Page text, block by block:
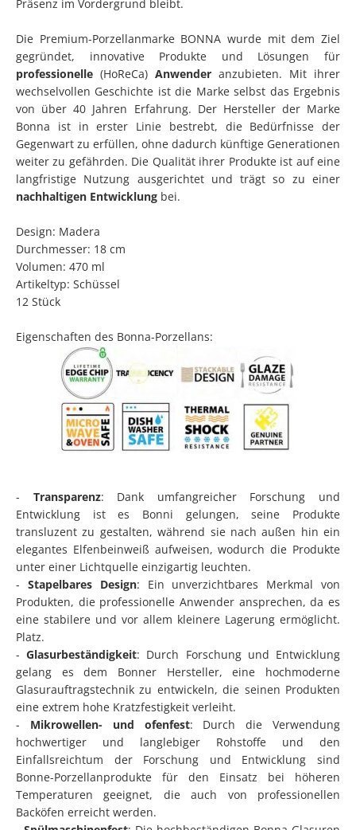
Präsenz im Vordergrund bleibt.
Die Premium-Porzellanmarke BONNA wurde mit dem Ziel
gegründet, innovative Produkte und Lösungen für
professionelle (HoReCa) Anwender anzubieten. Mit ihrer
wechselvollen Geschichte ist die Marke selbst das Ergebnis
von über 40 Jahren Erfahrung. Der Hersteller der Marke
Bonna ist in erster Linie bestrebt, die Bedürfnisse der
Gegenwart zu erfüllen, ohne dadurch künftige Generationen
weiter zu gefährden. Die Qualität ihrer Produkte ist auf eine
langfristige Nutzung ausgerichtet und trägt so zu einer
nachhaltigen Entwicklung bei.
Design: Madera
Durchmesser: 18 cm
Volumen: 470 ml
Artikeltyp: Schüssel
12 Stück
Eigenschaften des Bonna-Porzellans:
- Transparenz: Dank umfangreicher Forschung und
Entwicklung ist es Bonni gelungen, seine Produkte
transluzent zu gestalten, während sie nach außen hin ein
elegantes Elfenbeinweiß aufweisen, wodurch die Produkte
unter einer Lichtquelle einzigartig leuchten.
- Stapelbares Design: Ein unverzichtbares Merkmal von
Produkten, die professionelle Anwender ansprechen, da es
eine stabilere und vor allem kleinere Lagerung ermöglicht.
Platz.
-Glasurbeständigkeit: Durch Forschung und Entwicklung
gelang es dem Bonner Hersteller, eine hochmoderne
Glasurauftragstechnik zu entwickeln, die seinen Produkten
eine extrem hohe Kratzfestigkeit verleiht.
- Mikrowellen- und ofenfest: Durch die Verwendung
hochwertiger und langlebiger Rohstoffe und den
Einfallsreichtum der Forschung und Entwicklung sind
Bonne-Porzellanprodukte für den Einsatz bei höheren
Temperaturen geeignet, die auch von professionellen
Backöfen erreicht werden.